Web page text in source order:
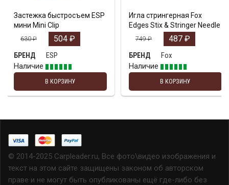
Застежка быстросъем ESP
мини Mini Clip
630₽ 504 ₽
БРЕНД
ESP
Наличие
В КОРЗИНУ
Игла стрингерная Fox
Edges Stix & Stringer Needle
749₽ 487 ₽
БРЕНД
Fox
Наличие
В КОРЗИНУ
© 2014-2025 Carpleader.ru, Все фото\видео изображения и
текст на этом сайте защищены законом об авторском
праве и не могут быть опубликованы ещё где-либо без